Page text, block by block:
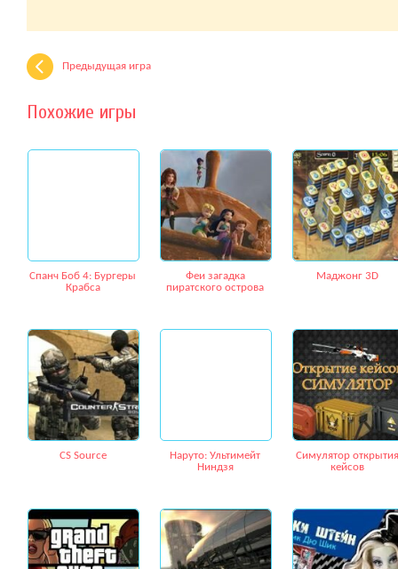
Предыдущая игра
Похожие игры
Спанч Боб 4: Бургеры
Крабса
Феи загадка
пиратского острова
Маджонг 3D
CS Source
Наруто: Ультимейт
Ниндзя
Симулятор открытия
кейсов